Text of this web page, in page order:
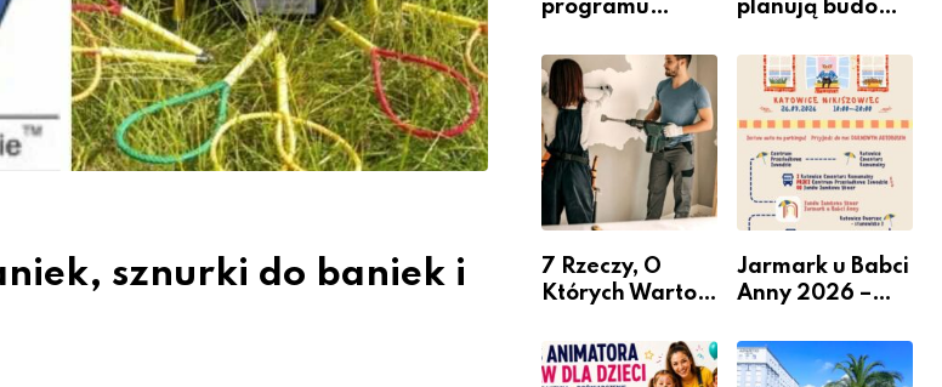
sznurki do baniek i
programu
Miastem
Fachowców” –
nabór dla
przedsiębiorców
planują budowę
przesiadkoweg
o w Podlesiu
7 Rzeczy, O
Których Warto
Remontem
Mieszkania
Jarmark u Babci
Anny 2026 –